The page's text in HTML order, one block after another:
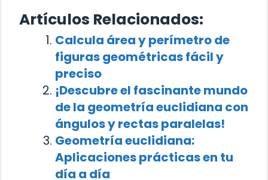
Artículos Relacionados:
Calcula área y perímetro de
figuras geométricas fácil y
preciso
¡Descubre el fascinante mundo
de la geometría euclidiana con
ángulos y rectas paralelas!
Geometría euclidiana:
Aplicaciones prácticas en tu
día a día